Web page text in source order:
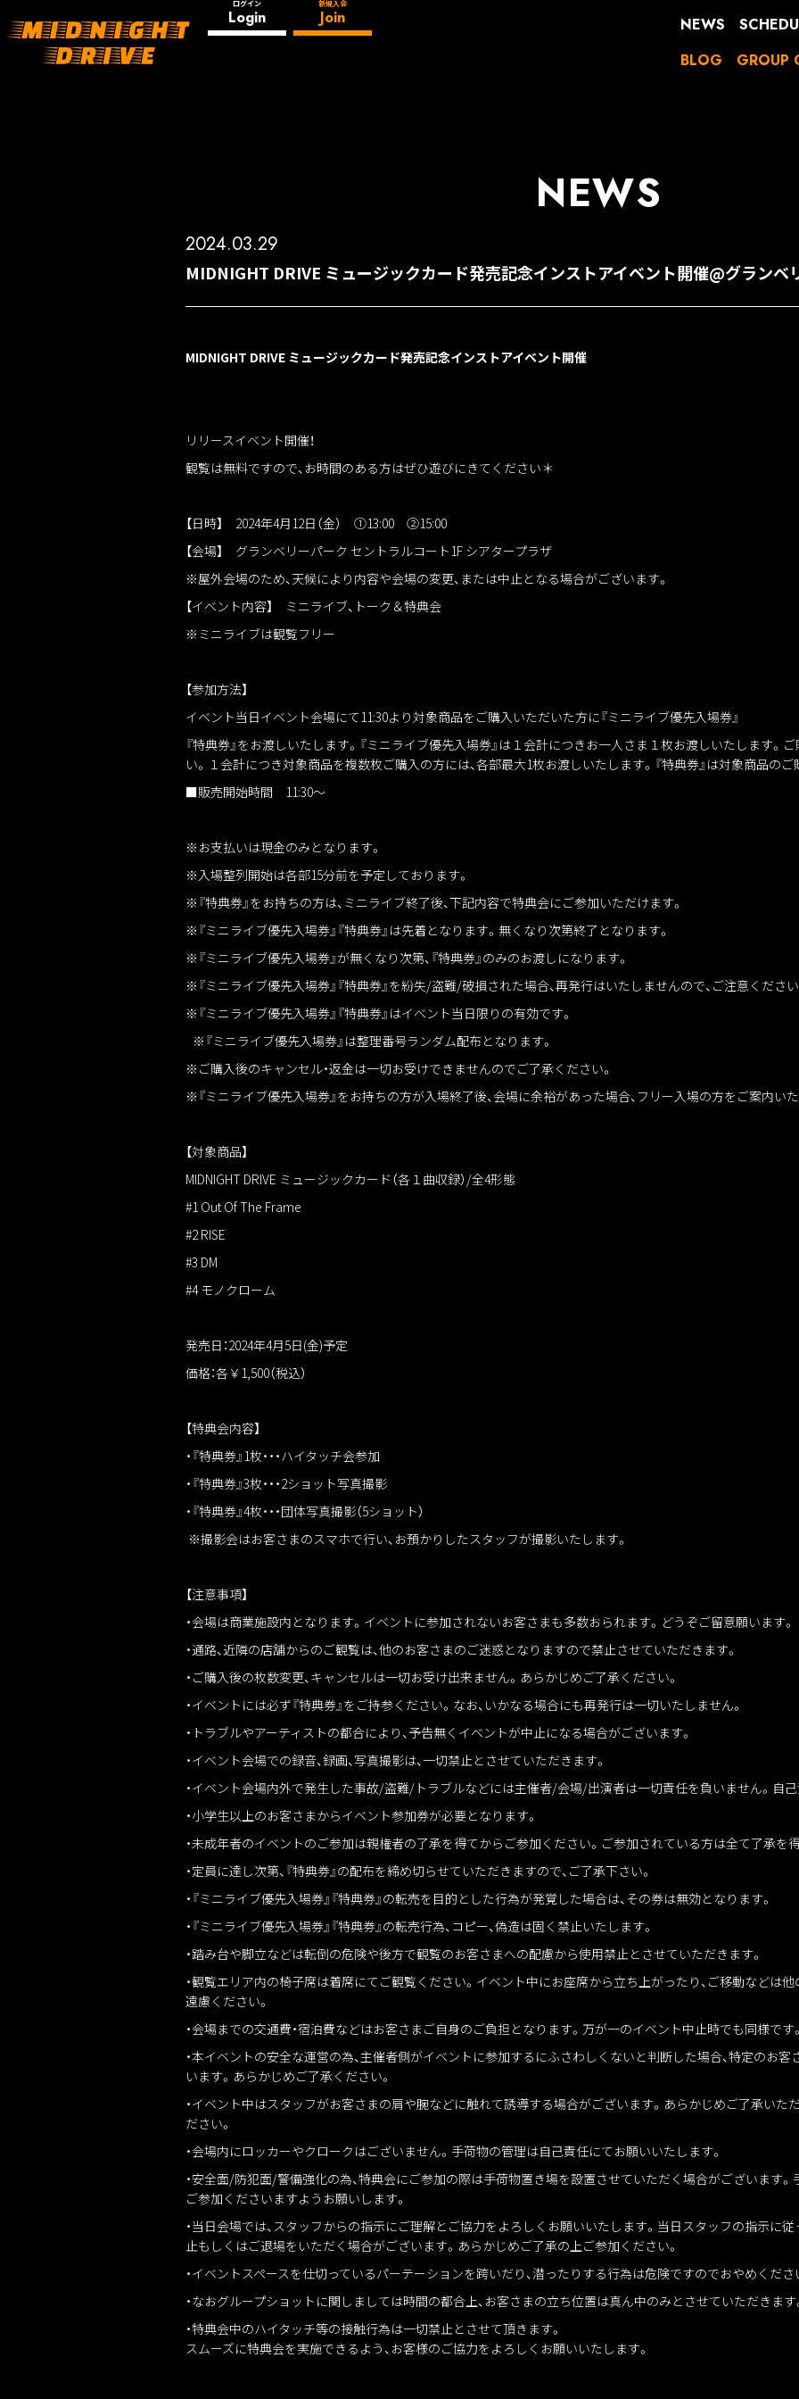
ログイン
Login
新規入会
Join NEWS
BLOG
GROUP
NEWS
2024.03.29
MIDNIGHT DRIVE ミュージックカード発売記念インストアイベント開催@グランベ
MIDNIGHT DRIVE ミュージックカード発売記念インストアイベント開催
リリースイベント開催！
観覧は無料ですので、お時間のある方はぜひ遊びにきてください＊
【日時】 2024年4月12日（金） ①13:00 ②15:00
【会場】 グランベリーパーク セントラルコート1F シアタープラザ
※屋外会場のため、天候により内容や会場の変更、または中止となる場合がございます。
【イベント内容】 ミニライブ、トーク＆特典会
※ミニライブは観覧フリー
【参加方法】
イベント当日イベント会場にて11:30より対象商品をご購入いただいた方に『ミニライブ優先入場券』
『特典券』をお渡しいたします。『ミニライブ優先入場券』は１会計につきお一人さま１枚お渡しいたします。
い。１会計につき対象商品を複数枚ご購入の方には、各部最大1枚お渡しいたします。『特典券』は対象商品の
■販売開始時間 11:30～
※お支払いは現金のみとなります。
※入場整列開始は各部15分前を予定しております。
※『特典券』をお持ちの方は、ミニライブ終了後、下記内容で特典会にご参加いただけます。
※『ミニライブ優先入場券』『特典券』は先着となります。無くなり次第終了となります。
※『ミニライブ優先入場券』が無くなり次第、『特典券』のみのお渡しになります。
※『ミニライブ優先入場券』『特典券』を紛失/盗難/破損された場合、再発行はいたしませんので、ご注意ください
※『ミニライブ優先入場券』『特典券』はイベント当日限りの有効です。
※『ミニライブ優先入場券』は整理番号ランダム配布となります。
※ご購入後のキャンセル・返金は一切お受けできませんのでご了承ください。
※『ミニライブ優先入場券』をお持ちの方が入場終了後、会場に余裕があった場合、フリー入場の方をご案内い
【対象商品】
MIDNIGHT DRIVE ミュージックカード（各１曲収録）/全4形態
#1 Out Of The Frame
#2 RISE
#3 DM
#4 モノクローム
発売日：2024年4月5日(金)予定
価格：各￥1,500（税込）
【特典会内容】
・『特典券』1枚・・・ハイタッチ会参加
・『特典券』3枚・・・2ショット写真撮影
・『特典券』4枚・・・団体写真撮影（5ショット）
※撮影会はお客さまのスマホで行い、お預かりしたスタッフが撮影いたします。
【注意事項】
・会場は商業施設内となります。イベントに参加されないお客さまも多数おられます。どうぞご留意願います。
・通路、近隣の店舗からのご観覧は、他のお客さまのご迷惑となりますので禁止させていただきます。
・ご購入後の枚数変更、キャンセルは一切お受け出来ません。あらかじめご了承ください。
・イベントには必ず『特典券』をご持参ください。なお、いかなる場合にも再発行は一切いたしません。
・トラブルやアーティストの都合により、予告無くイベントが中止になる場合がございます。
・イベント会場での録音、録画、写真撮影は、一切禁止とさせていただきます。
・イベント会場内外で発生した事故/盗難/トラブルなどには主催者/会場/出演者は一切責任を負いません。自己
・小学生以上のお客さまからイベント参加券が必要となります。
・未成年者のイベントのご参加は親権者の了承を得てからご参加ください。ご参加されている方は全て了承を
・定員に達し次第、『特典券』の配布を締め切らせていただきますので、ご了承下さい。
・『ミニライブ優先入場券』『特典券』の転売を目的とした行為が発覚した場合は、その券は無効となります。
・『ミニライブ優先入場券』『特典券』の転売行為、コピー、偽造は固く禁止いたします。
・踏み台や脚立などは転倒の危険や後方で観覧のお客さまへの配慮から使用禁止とさせていただきます。
・観覧エリア内の椅子席は着席にてご観覧ください。イベント中にお座席から立ち上がったり、ご移動などは
遠慮ください。
・会場までの交通費・宿泊費などはお客さまご自身のご負担となります。万が一のイベント中止時でも同様です
・本イベントの安全な運営の為、主催者側がイベントに参加するにふさわしくないと判断した場合、特定のお
います。あらかじめご了承ください。
・イベント中はスタッフがお客さまの肩や腕などに触れて誘導する場合がございます。あらかじめご了承いた
ださい。
・会場内にロッカーやクロークはございません。手荷物の管理は自己責任にてお願いいたします。
・安全面/防犯面/警備強化の為、特典会にご参加の際は手荷物置き場を設置させていただく場合がございます
ご参加くださいますようお願いします。
・当日会場では、スタッフからの指示にご理解とご協力をよろしくお願いいたします。当日スタッフの指示に
止もしくはご退場をいただく場合がございます。あらかじめご了承の上ご参加ください。
・イベントスペースを仕切っているパーテーションを跨いだり、潜ったりする行為は危険ですのでおやめくださ
・なおグループショットに関しましては時間の都合上、お客さまの立ち位置は真ん中のみとさせていただきます
・特典会中のハイタッチ等の接触行為は一切禁止とさせて頂きます。
スムーズに特典会を実施できるよう、お客様のご協力をよろしくお願いいたします。